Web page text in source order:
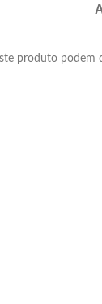
produto podem